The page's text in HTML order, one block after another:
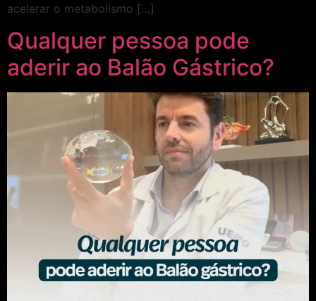
acelerar o metabolismo […]
Qualquer pessoa pode
aderir ao Balão Gástrico?